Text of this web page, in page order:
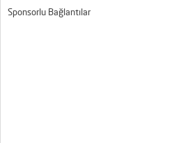
Sponsorlu Bağlantılar